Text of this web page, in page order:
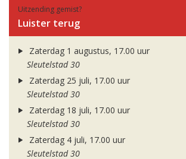
Uitzending gemist?
Luister terug
Zaterdag 1 augustus, 17.00 uur
Sleutelstad 30
Zaterdag 25 juli, 17.00 uur
Sleutelstad 30
Zaterdag 18 juli, 17.00 uur
Sleutelstad 30
Zaterdag 4 juli, 17.00 uur
Sleutelstad 30